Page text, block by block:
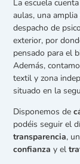
La escuela
aulas, una
despacho de
exterior, por
pensado para el
Además,
textil y zona
situado en la
Disponemos de
podéis seguir el
transparencia,
confianza y el